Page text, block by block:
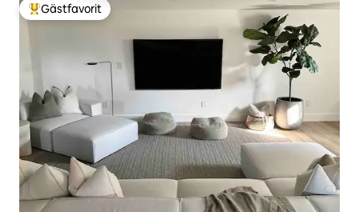
Populär gästfavorit
Gästfavorit